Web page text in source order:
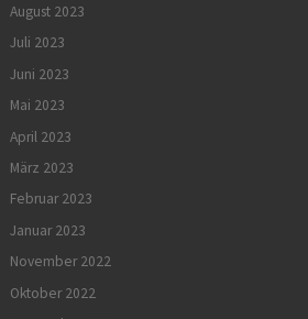
August 2023
Juli 2023
Juni 2023
Mai 2023
April 2023
März 2023
Februar 2023
Januar 2023
November 2022
Oktober 2022